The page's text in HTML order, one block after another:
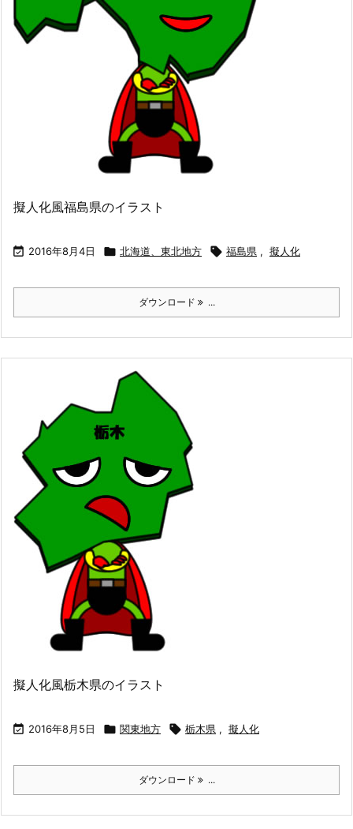
擬人化風福島県のイラスト
 2016年8月4日  北海道、東北地方  福島県 , 擬人化
ダウンロード ...
擬人化風栃木県のイラスト
 2016年8月5日  関東地方  栃木県 , 擬人化
ダウンロード ...